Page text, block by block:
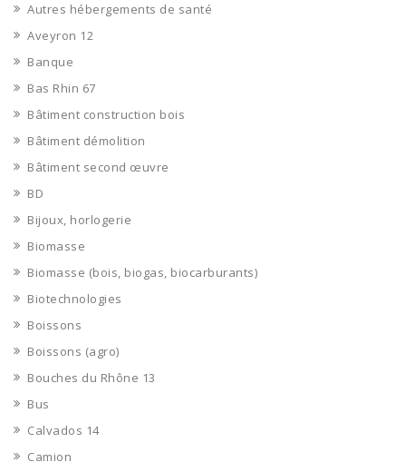
Autres hébergements de santé
Aveyron 12
Banque
Bas Rhin 67
Bâtiment construction bois
Bâtiment démolition
Bâtiment second œuvre
BD
Bijoux, horlogerie
Biomasse
Biomasse (bois, biogas, biocarburants)
Biotechnologies
Boissons
Boissons (agro)
Bouches du Rhône 13
Bus
Calvados 14
Camion